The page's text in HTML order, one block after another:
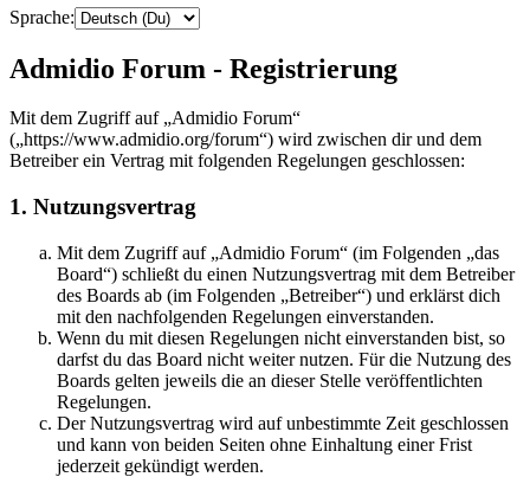
Sprache:
Admidio Forum - Registrierung
Mit dem Zugriff auf „Admidio Forum“
(„https://www.admidio.org/forum“) wird zwischen dir und dem
Betreiber ein Vertrag mit folgenden Regelungen geschlossen:
1. Nutzungsvertrag
Mit dem Zugriff auf „Admidio Forum“ (im Folgenden „das
Board“) schließt du einen Nutzungsvertrag mit dem Betreiber
des Boards ab (im Folgenden „Betreiber“) und erklärst dich
mit den nachfolgenden Regelungen einverstanden.
Wenn du mit diesen Regelungen nicht einverstanden bist, so
darfst du das Board nicht weiter nutzen. Für die Nutzung des
Boards gelten jeweils die an dieser Stelle veröffentlichten
Regelungen.
Der Nutzungsvertrag wird auf unbestimmte Zeit geschlossen
und kann von beiden Seiten ohne Einhaltung einer Frist
jederzeit gekündigt werden.